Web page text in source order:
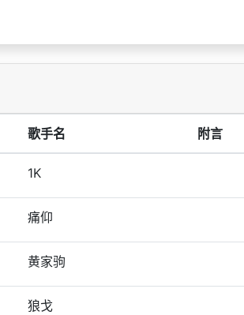
歌手名 附言
1K
痛仰
黄家驹
狼戈